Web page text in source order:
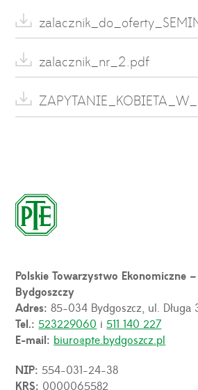
zalacznik_nr_2.pdf
Polskie Towarzystwo Ekonomiczne
Bydgoszczy
Adres:85-034 Bydgoszcz, ul. Długa
Tel.:523229060 i511 140 227
E-mail: biuro@pte.bydgoszcz.pl
NIP:554-031-24-38
KRS: 0000065582